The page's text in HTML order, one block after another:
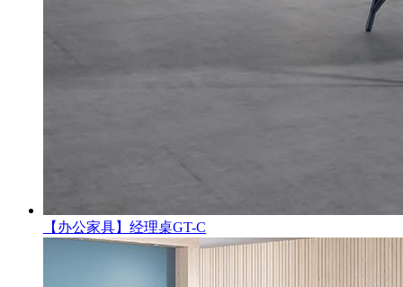
【办公家具】经理桌GT-C